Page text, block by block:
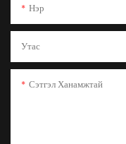
Нэр
Утас
Сэтгэл Ханамжтай